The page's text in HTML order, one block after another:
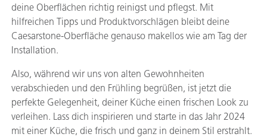
deine Oberflächen richtig reinigst und pflegst. Mit
hilfreichen Tipps und Produktvorschlägen bleibt deine
Caesarstone-Oberfläche genauso makellos wie am Tag der
Installation.
Also, während wir uns von alten Gewohnheiten
verabschieden und den Frühling begrüßen, ist jetzt die
perfekte Gelegenheit, deiner Küche einen frischen Look zu
verleihen. Lass dich inspirieren und starte in das Jahr 2024
mit einer Küche, die frisch und ganz in deinem Stil erstrahlt.